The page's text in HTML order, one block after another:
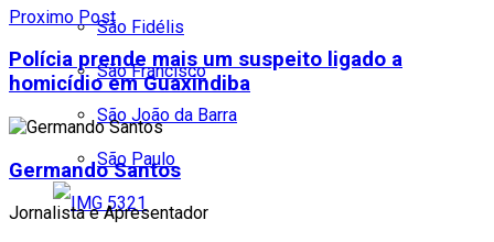
São Fidélis
São Francisco
São João da Barra
São Paulo
Proximo Post
Polícia prende mais um suspeito ligado a
homicídio em Guaxindiba
Germando Santos
Jornalista e Apresentador